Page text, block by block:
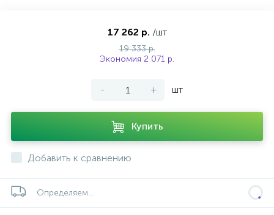
17 262 р. /шт
19 333 р.
Экономия 2 071 р.
- + шт
Купить
Добавить к сравнению
Определяем...